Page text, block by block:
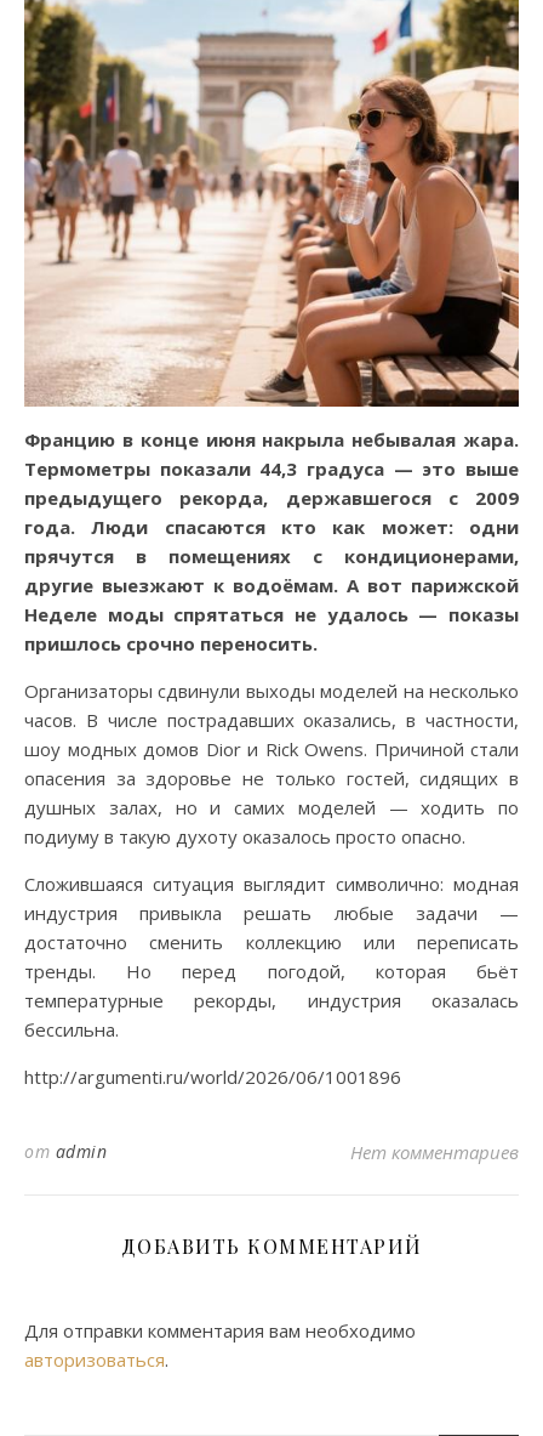
Францию в конце июня накрыла небывалая жара.
Термометры показали 44,3 градуса — это выше
предыдущего рекорда, державшегося с 2009
года. Люди спасаются кто как может: одни
прячутся в помещениях с кондиционерами,
другие выезжают к водоёмам. А вот парижской
Неделе моды спрятаться не удалось — показы
пришлось срочно переносить.
Организаторы сдвинули выходы моделей на несколько
часов. В числе пострадавших оказались, в частности,
шоу модных домов Dior и Rick Owens. Причиной стали
опасения за здоровье не только гостей, сидящих в
душных залах, но и самих моделей — ходить по
подиуму в такую духоту оказалось просто опасно.
Сложившаяся ситуация выглядит символично: модная
индустрия привыкла решать любые задачи —
достаточно сменить коллекцию или переписать
тренды. Но перед погодой, которая бьёт
температурные рекорды, индустрия оказалась
бессильна.
http://argumenti.ru/world/2026/06/1001896
от admin Нет комментариев
ДОБАВИТЬ КОММЕНТАРИЙ
Для отправки комментария вам необходимо
авторизоваться.